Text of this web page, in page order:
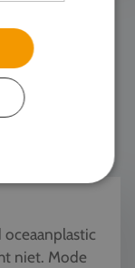
niet. Mode